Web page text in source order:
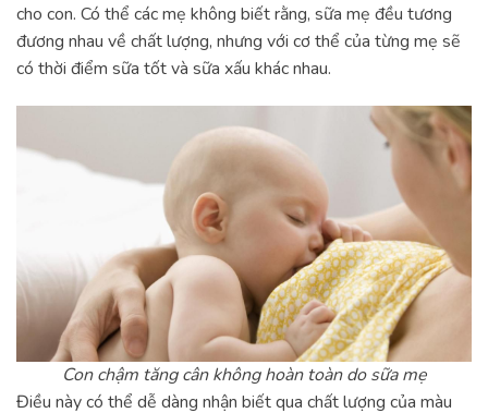
cho con. Có thể các mẹ không biết rằng, sữa mẹ đều tương
đương nhau về chất lượng, nhưng với cơ thể của từng mẹ sẽ
có thời điểm sữa tốt và sữa xấu khác nhau.
Con chậm tăng cân không hoàn toàn do sữa mẹ
Điều này có thể dễ dàng nhận biết qua chất lượng của màu